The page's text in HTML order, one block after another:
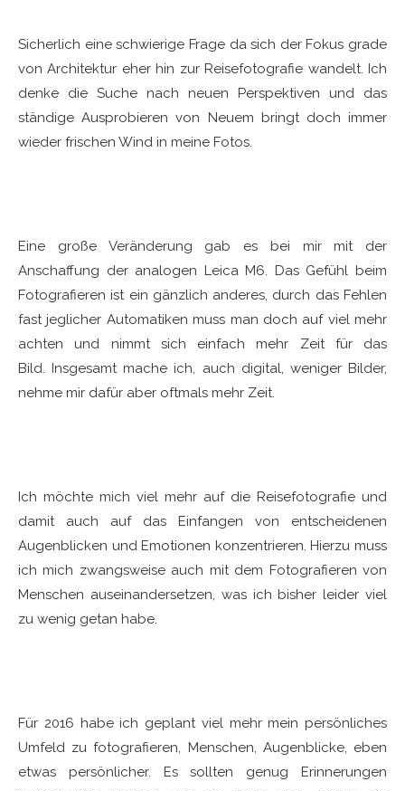
Sicherlich eine schwierige Frage da sich der Fokus grade
von Architektur eher hin zur Reisefotografie wandelt. Ich
denke die Suche nach neuen Perspektiven und das
ständige Ausprobieren von Neuem bringt doch immer
wieder frischen Wind in meine Fotos.
Eine große Veränderung gab es bei mir mit der
Anschaffung der analogen Leica M6. Das Gefühl beim
Fotografieren ist ein gänzlich anderes, durch das Fehlen
fast jeglicher Automatiken muss man doch auf viel mehr
achten und nimmt sich einfach mehr Zeit für das
Bild. Insgesamt mache ich, auch digital, weniger Bilder,
nehme mir dafür aber oftmals mehr Zeit.
Ich möchte mich viel mehr auf die Reisefotografie und
damit auch auf das Einfangen von entscheidenen
Augenblicken und Emotionen konzentrieren. Hierzu muss
ich mich zwangsweise auch mit dem Fotografieren von
Menschen auseinandersetzen, was ich bisher leider viel
zu wenig getan habe.
Für 2016 habe ich geplant viel mehr mein persönliches
Umfeld zu fotografieren, Menschen, Augenblicke, eben
etwas persönlicher. Es sollten genug Erinnerungen